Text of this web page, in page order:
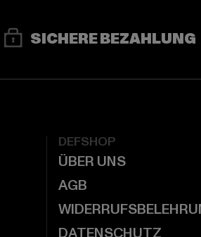
SICHERE BEZAHLUNG
DEFSHOP
ÜBER UNS
AGB